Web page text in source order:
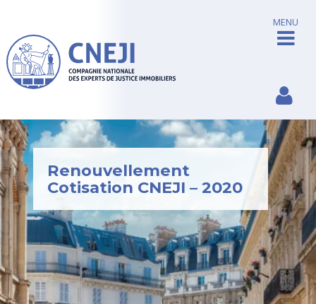
MENU
Renouvellement
Cotisation CNEJI – 2020